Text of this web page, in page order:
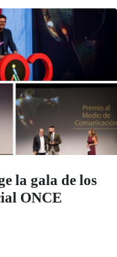
la gala de los
ONCE